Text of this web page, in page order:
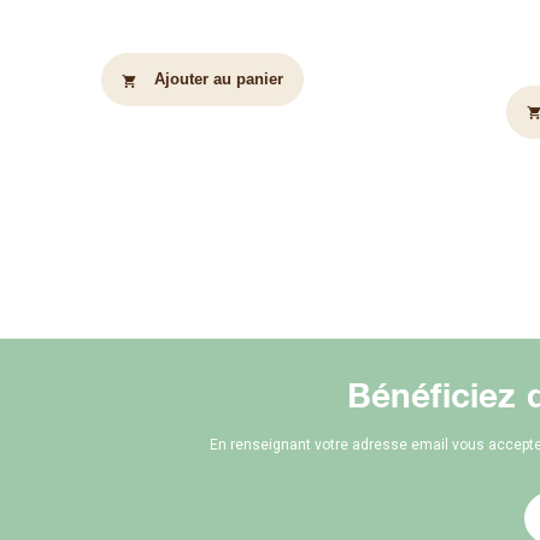
shopping_cart Ajouter au panier
Bénéficiez
En renseignant votre adresse email vous